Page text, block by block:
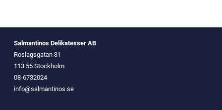
Salmantinos Delikatesser AB
Roslagsgatan 31
113 55 Stockholm
08-6732024
info@salmantinos.se